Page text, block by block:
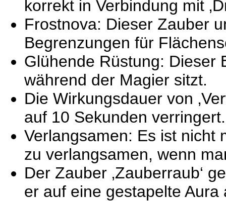
korrekt in Verbindung mit
Frostnova: Dieser Zauber
Begrenzungen für
Glühende Rüstung: Dieser
während der Magier sitzt.
Die Wirkungsdauer von
auf 10 Sekunden verringert.
Verlangsamen: Es ist nicht
zu verlangsamen, wenn
Der Zauber ‚Zauberraub‘
er auf eine gestapelte Aura